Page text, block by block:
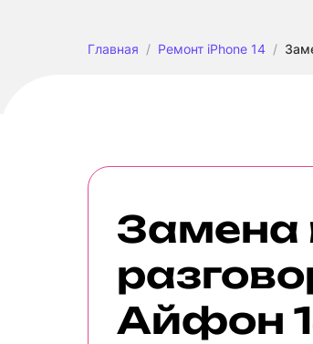
Главная Ремонт iPhone 14
Замена
Айфон